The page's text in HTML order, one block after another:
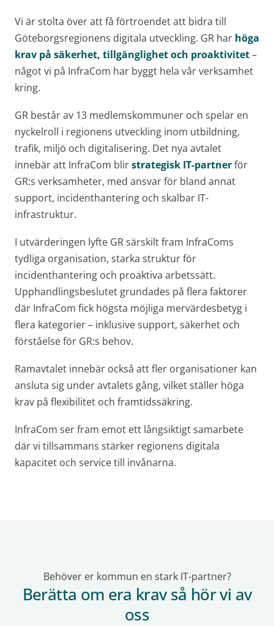
Vi är stolta över att få förtroendet att bidra till
Göteborgsregionens digitala utveckling. GR har höga
krav på säkerhet, tillgänglighet och proaktivitet–
något vi på InfraCom har byggt hela vår verksamhet
kring.
GR består av 13 medlemskommuner och spelar en
nyckelroll i regionens utveckling inom utbildning,
trafik, miljö och digitalisering. Det nya avtalet
innebär att InfraCom blirstrategisk IT-partnerför
GR:s verksamheter, med ansvar för bland annat
support, incidenthantering och skalbar IT-
infrastruktur.
I utvärderingen lyfte GR särskilt fram InfraComs
tydliga organisation, starka struktur för
incidenthantering och proaktiva arbetssätt.
Upphandlingsbeslutet grundades på flera faktorer
där InfraCom fick högsta möjliga mervärdesbetyg i
flera kategorier – inklusive support, säkerhet och
förståelse för GR:s behov.
Ramavtalet innebär också att fler organisationer kan
ansluta sig under avtalets gång, vilket ställer höga
krav på flexibilitet och framtidssäkring.
InfraCom ser fram emot ett långsiktigt samarbete
där vi tillsammans stärker regionens digitala
kapacitet och service till invånarna.
Behöver er kommun en stark IT-partner?
Berätta om era krav så hör vi av
oss